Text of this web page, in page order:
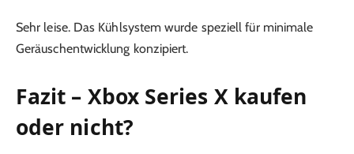
Sehr leise. Das Kühlsystem wurde speziell für minimale
Geräuschentwicklung konzipiert.
Fazit – Xbox Series X kaufen
oder nicht?